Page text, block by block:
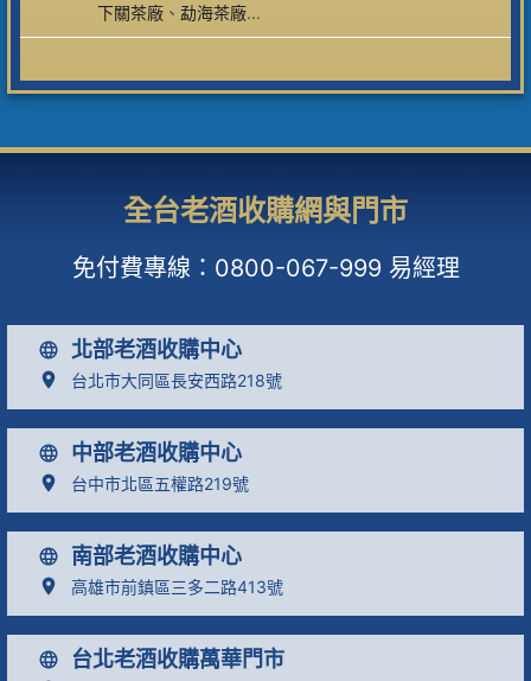
下關茶廠 、 勐海茶廠...
全台老酒收購網與門市
免付費專線： 0800-067-999易經理
北部老酒收購中心
台北市大同區長安西路218號
中部老酒收購中心
台中市北區五權路219號
南部老酒收購中心
高雄市前鎮區三多二路413號
台北老酒收購萬華門市